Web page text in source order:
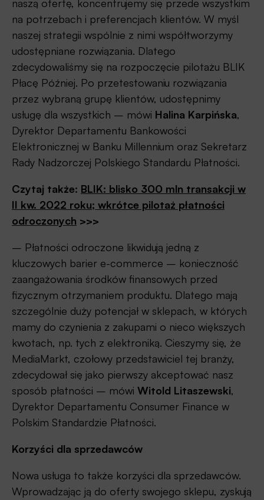
naszą ofertę, koncentrujemy się przede wszystkim
na potrzebach i preferencjach klientów. W myśl
naszej strategii wspólnie z nimi współtworzymy
udostępniane rozwiązania. Dlatego
zdecydowaliśmy się na rozpoczęcie pilotażu BLIK
Płacę Później. Po przetestowaniu rozwiązania
przez wybraną grupę klientów, udostępnimy
usługę dla wszystkich – mówi Halina Karpińska,
Dyrektor Departamentu Bankowości
Elektronicznej w Banku Millennium oraz Sekretarz
Rady Nadzorczej Polskiego Standardu Płatności.
Czytaj także: BLIK: blisko 300 mln transakcji w
II kw. 2022 roku; wkrótce pilotaż płatności
odroczonych >>>
– Płatności odroczone likwidują jedną z
kluczowych barier e-commerce – konieczność
zaangażowania środków finansowych przed
fizycznym otrzymaniem produktu. Dlatego mają
szczególnie duży potencjał w sklepach, w których
mamy do czynienia z zakupami o nieco większych
kwotach, np. tych z elektroniką. Cieszymy się, że
MediaMarkt, czołowy przedstawiciel tej branży,
zdecydował się jako pierwszy akceptować nasz
sposób płatności – mówi Witold Litaszewski,
Dyrektor Departamentu Consumer Finance w
Polskim Standardzie Płatności.
Korzyści dla sprzedawców
Nowa usługa to także korzyści dla sprzedawców.
Wprowadzając ją do oferty swojego sklepu, zyskują